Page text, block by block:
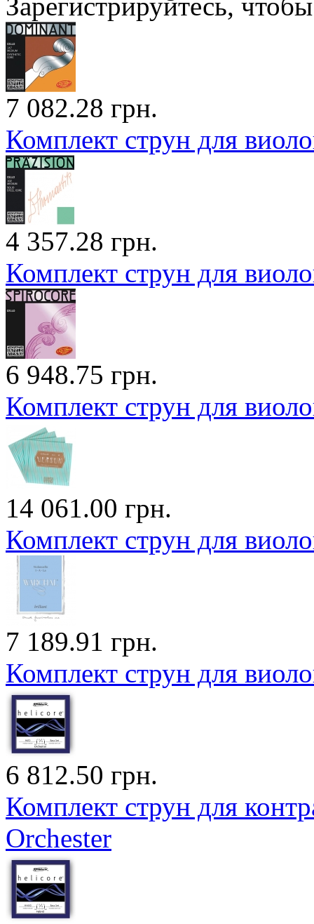
Зарегистрируйтесь,
7 082.28 грн.
Комплект струн для
4 357.28 грн.
Комплект струн для
6 948.75 грн.
Комплект струн для
14 061.00 грн.
Комплект струн для
7 189.91 грн.
Комплект струн для
6 812.50 грн.
Комплект струн для
Orchester